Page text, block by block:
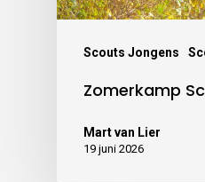
Scouts Jongens
Zomerkamp
Mart van Lier
19 juni 2026